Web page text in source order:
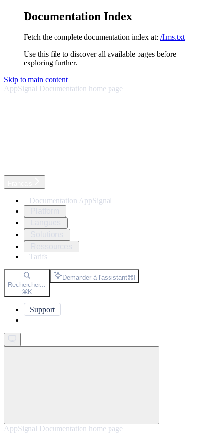
Documentation Index
Fetch the complete documentation index at: /llms.txt
Use this file to discover all available pages before
exploring further.
Skip to main content
AppSignal Documentation home page
Documentation AppSignal
Tarifs
Rechercher...
⌘K
Demander à l'assistant⌘I
Support
AppSignal Documentation home page